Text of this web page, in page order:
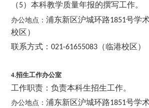
（5）本科教学质量年报的撰写工作。
办公地点：浦东新区沪城环路1851号学
校区）
联系方式：021-61655083 （临港校区）
4.招生工作办公室
工作职责：负责本科生招生工作。
办公地点：浦东新区沪城环路1851号学